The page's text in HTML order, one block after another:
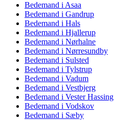
Bedemand i Asaa
Bedemand i Gandrup
Bedemand i Hals
Bedemand i Hjallerup
Bedemand i Nørhalne
Bedemand i Nørresundby
Bedemand i Sulsted
Bedemand i Tylstrup
Bedemand i Vadum
Bedemand i Vestbjerg
Bedemand i Vester Hassing
Bedemand i Vodskov
Bedemand i Sæby